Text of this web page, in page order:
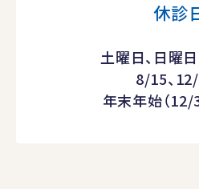
休診
土曜日、日曜日
8/15、12/
年末年始（12/